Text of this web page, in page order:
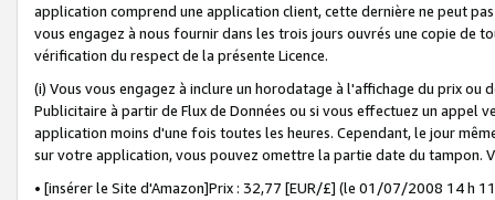
application comprend une application client, cette dernière ne peut
vous engagez à nous fournir dans les trois jours ouvrés une copie de
vérification du respect de la présente Licence.
(i) Vous vous engagez à inclure un horodatage à l'affichage du prix
Publicitaire à partir de Flux de Données ou si vous effectuez un appel
application moins d'une fois toutes les heures. Cependant, le jour
sur votre application, vous pouvez omettre la partie date du tampon.
• [insérer le Site d'Amazon]Prix : 32,77 [EUR/£] (le 01/07/2008 14 h